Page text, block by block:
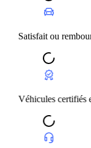
remboursé 14 jours ou
et garantis